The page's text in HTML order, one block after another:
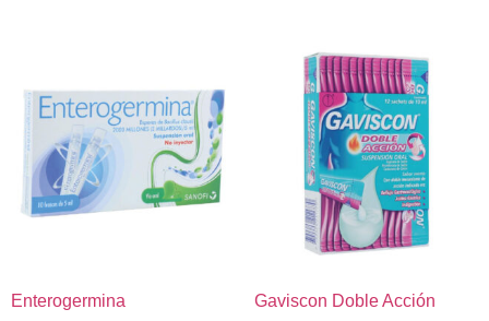
Enterogermina Gaviscon Doble Acción